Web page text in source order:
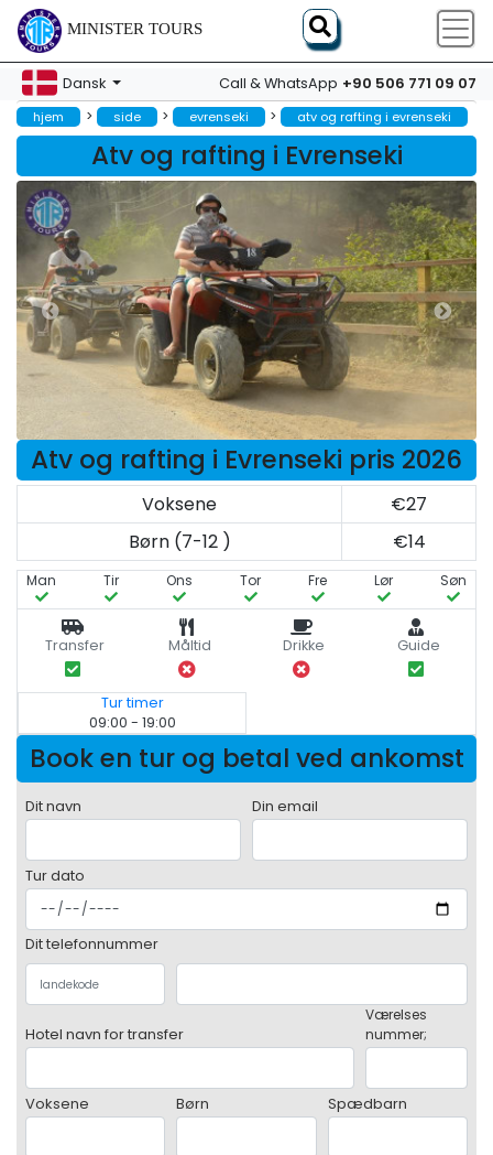
MINISTER TOURS
Dansk Call & WhatsApp +90 506 771 09 07
hjem > side > evrenseki > atv og rafting i evrenseki
Atv og rafting i Evrenseki
Atv og rafting i Evrenseki pris 2026
Voksene
€27
Børn (7-12 )
€14
Man Tir Ons Tor Fre Lør Søn
Transfer Måltid Drikke Guide
Tur timer
09:00 - 19:00
Book en tur og betal ved ankomst
Dit navn Din email
Tur dato
Dit telefonnummer
Hotel navn for transfer
Værelses
nummer;
Voksene Børn Spædbarn